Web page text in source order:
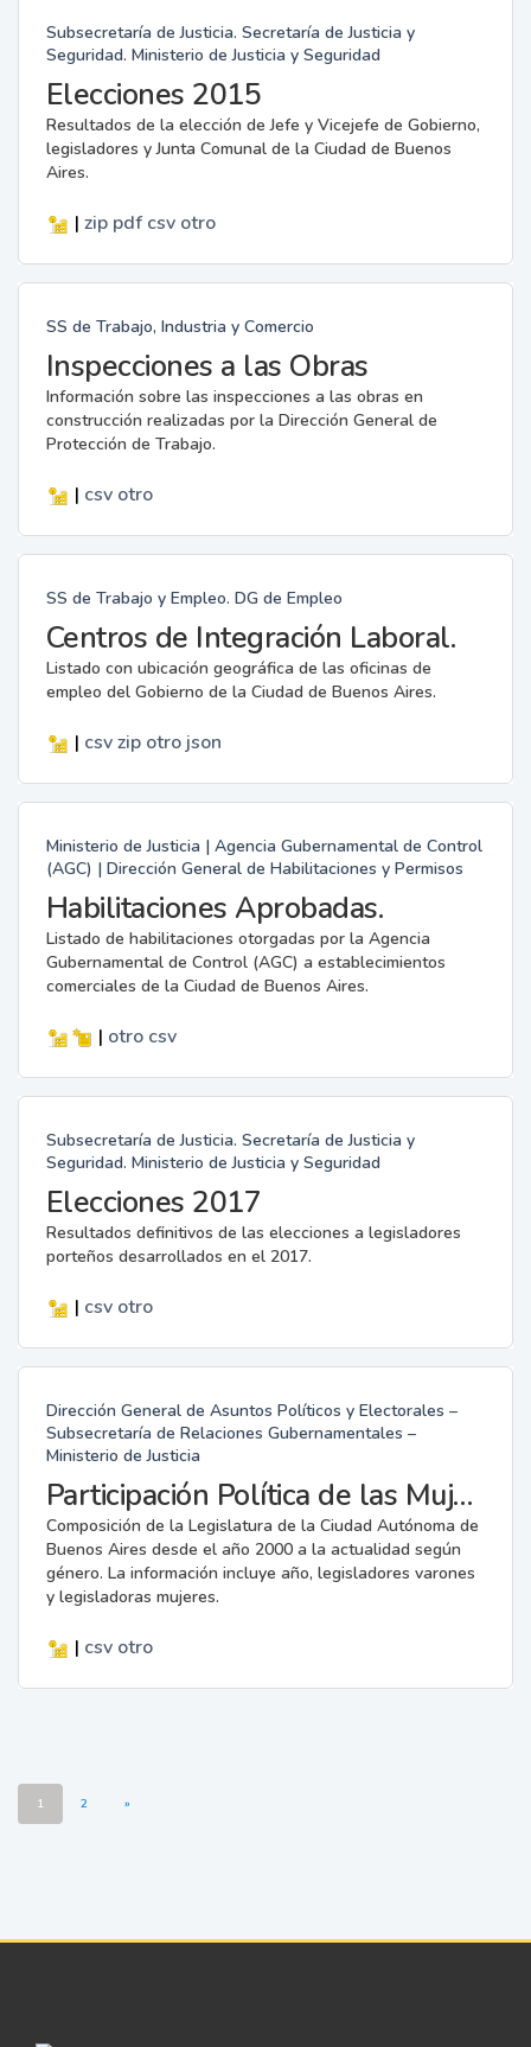
Subsecretaría de Justicia. Secretaría de Justicia y
Seguridad. Ministerio de Justicia y Seguridad
Elecciones 2015
Resultados de la elección de Jefe y Vicejefe de Gobierno,
legisladores y Junta Comunal de la Ciudad de Buenos
Aires.
| zip pdf csv otro
SS de Trabajo, Industria y Comercio
Inspecciones a las Obras
Información sobre las inspecciones a las obras en
construcción realizadas por la Dirección General de
Protección de Trabajo.
| csv otro
SS de Trabajo y Empleo. DG de Empleo
Centros de Integración Laboral.
Listado con ubicación geográfica de las oficinas de
empleo del Gobierno de la Ciudad de Buenos Aires.
| csv zip otro json
Ministerio de Justicia | Agencia Gubernamental de Control
(AGC) | Dirección General de Habilitaciones y Permisos
Habilitaciones Aprobadas.
Listado de habilitaciones otorgadas por la Agencia
Gubernamental de Control (AGC) a establecimientos
comerciales de la Ciudad de Buenos Aires.
| otro csv
Subsecretaría de Justicia. Secretaría de Justicia y
Seguridad. Ministerio de Justicia y Seguridad
Elecciones 2017
Resultados definitivos de las elecciones a legisladores
porteños desarrollados en el 2017.
| csv otro
Dirección General de Asuntos Políticos y Electorales –
Subsecretaría de Relaciones Gubernamentales –
Ministerio de Justicia
Participación Política de las Mujeres en la Legislatura
Composición de la Legislatura de la Ciudad Autónoma de
Buenos Aires desde el año 2000 a la actualidad según
género. La información incluye año, legisladores varones
y legisladoras mujeres.
| csv otro
1 2 »